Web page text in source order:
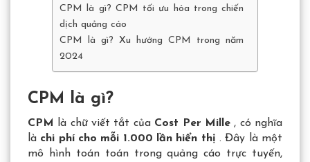
CPM là gì? CPM tối ưu hóa trong chiến
dịch quảng cáo
CPM là gì? Xu hướng CPM trong năm
2024
CPM là gì?
CPM là chữ viết tắt của Cost Per Mille, có nghĩa
là chi phí cho mỗi 1.000 lần hiển thị . Đây là một
mô hình toán toán trong quảng cáo trực tuyến,